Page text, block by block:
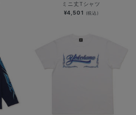
ミニ丈Tシャツ
¥4,501 (税込)